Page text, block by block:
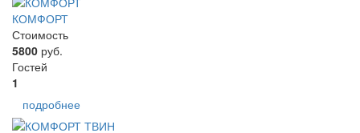
КОМФОРТ
Стоимость
5800 руб.
Гостей
1
подробнее